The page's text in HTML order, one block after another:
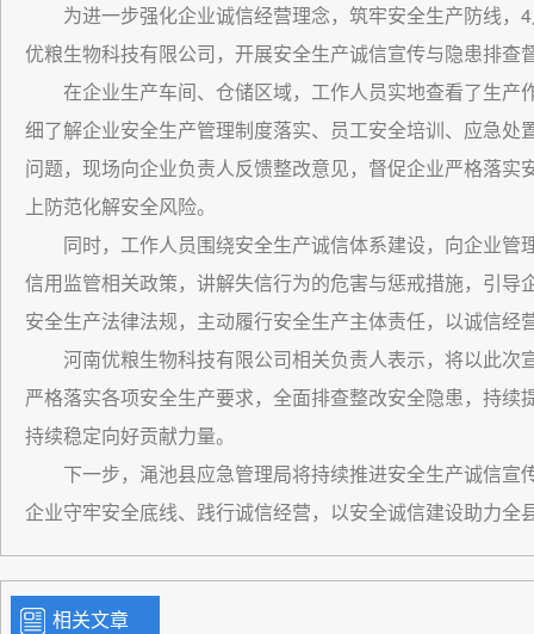
为进一步强化企业诚信经营理念，筑牢安全生产防线
优粮生物科技有限公司，开展安全生产诚信宣传与隐患排查
在企业生产车间、仓储区域，工作人员实地查看了生
细了解企业安全生产管理制度落实、员工安全培训、应急
问题，现场向企业负责人反馈整改意见，督促企业严格落
上防范化解安全风险。
同时，工作人员围绕安全生产诚信体系建设，向企业
信用监管相关政策，讲解失信行为的危害与惩戒措施，引导
安全生产法律法规，主动履行安全生产主体责任，以诚信经
河南优粮生物科技有限公司相关负责人表示，将以此
严格落实各项安全生产要求，全面排查整改安全隐患，持
持续稳定向好贡献力量。
下一步，渑池县应急管理局将持续推进安全生产诚信
企业守牢安全底线、践行诚信经营，以安全诚信建设助力全
相关文章